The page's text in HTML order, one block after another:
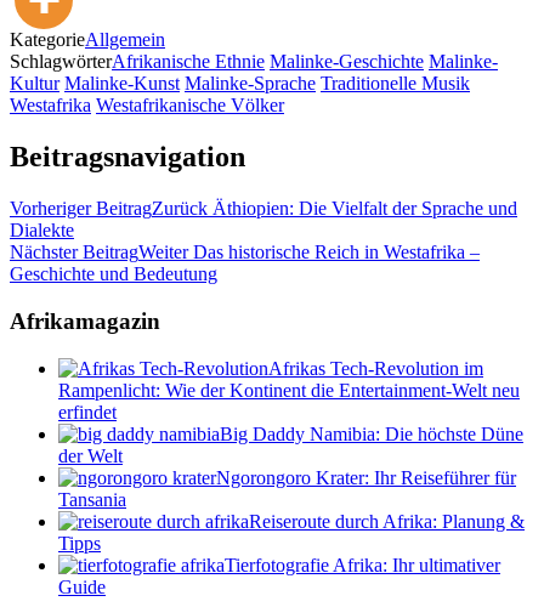
KategorieAllgemein
SchlagwörterAfrikanische Ethnie Malinke-Geschichte Malinke-
Kultur Malinke-Kunst Malinke-Sprache Traditionelle Musik
Westafrika Westafrikanische Völker
Beitragsnavigation
Vorheriger BeitragZurück Äthiopien: Die Vielfalt der Sprache und
Dialekte
Nächster BeitragWeiter Das historische Reich in Westafrika –
Geschichte und Bedeutung
Afrikamagazin
Afrikas Tech-Revolution im
Rampenlicht: Wie der Kontinent die Entertainment-Welt neu
erfindet
Big Daddy Namibia: Die höchste Düne
der Welt
Ngorongoro Krater: Ihr Reiseführer für
Tansania
Reiseroute durch Afrika: Planung &
Tipps
Tierfotografie Afrika: Ihr ultimativer
Guide